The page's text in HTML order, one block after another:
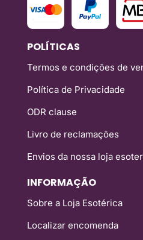
POLÍTICAS
Termos e condições de
Política de Privacidade
ODR clause
Livro de reclamações
Envios da nossa loja
INFORMAÇÃO
Sobre a Loja Esotérica
Localizar encomenda